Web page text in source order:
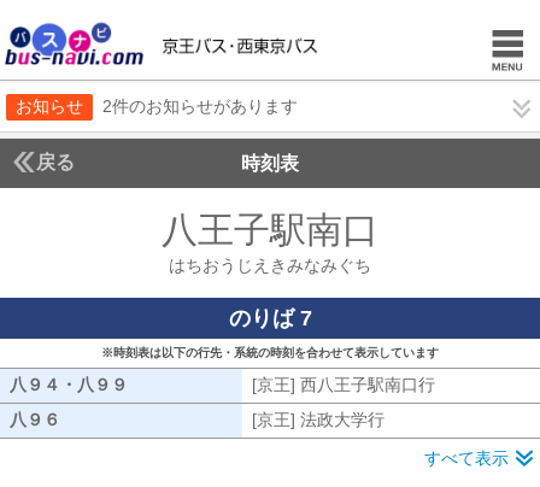
お知らせ 2件のお知らせがあります
戻る 時刻表
八王子駅南口
はちおうじえきみなみぐち
のりば 7
※時刻表は以下の行先・系統の時刻を合わせて表示しています
八９４・八９９ [京王] 西八王子駅南口行
八９６
[京王] 法政大学行
すべて表示